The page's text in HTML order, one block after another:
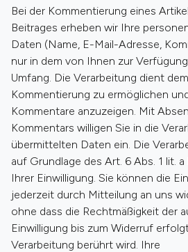
Bei der Kommentierung eines
Beitrages erheben wir Ihre
Daten (Name, E-Mail-Adresse,
nur in dem von Ihnen zur
Umfang. Die Verarbeitung dient
Kommentierung zu ermöglichen
Kommentare anzuzeigen. Mit
Kommentars willigen Sie in die
übermittelten Daten ein. Die
auf Grundlage des Art. 6 Abs. 1 lit.
Ihrer Einwilligung. Sie können die
jederzeit durch Mitteilung an uns
ohne dass die Rechtmäßigkeit der
Einwilligung bis zum Widerruf
Verarbeitung berührt wird. Ihre